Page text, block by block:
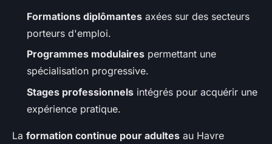
Formations diplômantes axées sur des secteurs
porteurs d'emploi.
Programmes modulaires permettant une
spécialisation progressive.
Stages professionnels intégrés pour acquérir une
expérience pratique.
La formation continue pour adultes au Havre